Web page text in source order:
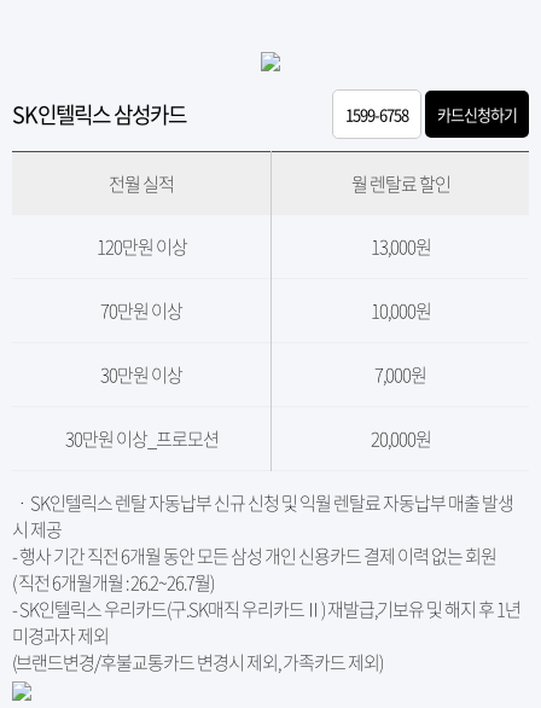
SK인텔릭스 삼성카드 1599-6758 카드신청하기
전월 실적 월 렌탈료 할인
120만원 이상 13,000원
70만원 이상 10,000원
30만원 이상 7,000원
30만원 이상_프로모션 20,000원
ㆍ SK인텔릭스 렌탈 자동납부 신규 신청 및 익월 렌탈료 자동납부 매출 발생
시 제공
- 행사 기간 직전 6개월 동안 모든 삼성 개인 신용카드 결제 이력 없는 회원
( 직전 6개월개월 : 26.2~26.7월)
- SK인텔릭스 우리카드(구.SK매직 우리카드Ⅱ) 재발급,기보유 및 해지 후 1년
미경과자 제외
(브랜드변경/후불교통카드 변경시 제외, 가족카드 제외)